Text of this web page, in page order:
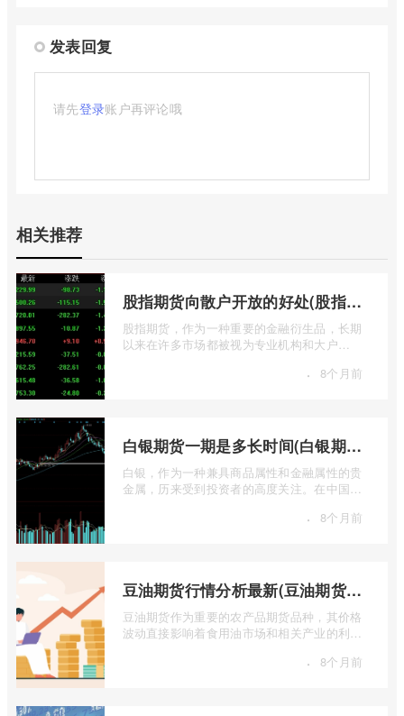
发表回复
请先登录账户再评论哦
相关推荐
股指期货向散户开放的好处(股指期货对利空信息更加敏感吗)
股指期货，作为一种重要的金融衍生品，长期
以来在许多市场都被视为专业机构和大户
· 8个月前
白银期货一期是多长时间(白银期货涨幅一天最高多少)
白银，作为一种兼具商品属性和金融属性的贵
金属，历来受到投资者的高度关注。在中国市
· 8个月前
豆油期货行情分析最新(豆油期货行情实时行情)
豆油期货作为重要的农产品期货品种，其价格
波动直接影响着食用油市场和相关产业的利
· 8个月前